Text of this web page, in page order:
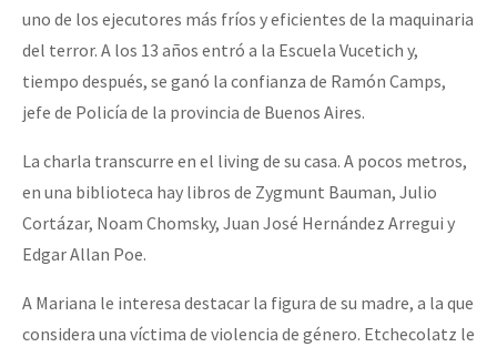
uno de los ejecutores más fríos y eficientes de la maquinaria
del terror. A los 13 años entró a la Escuela Vucetich y,
tiempo después, se ganó la confianza de Ramón Camps,
jefe de Policía de la provincia de Buenos Aires.
La charla transcurre en el living de su casa. A pocos metros,
en una biblioteca hay libros de Zygmunt Bauman, Julio
Cortázar, Noam Chomsky, Juan José Hernández Arregui y
Edgar Allan Poe.
A Mariana le interesa destacar la figura de su madre, a la que
considera una víctima de violencia de género. Etchecolatz le